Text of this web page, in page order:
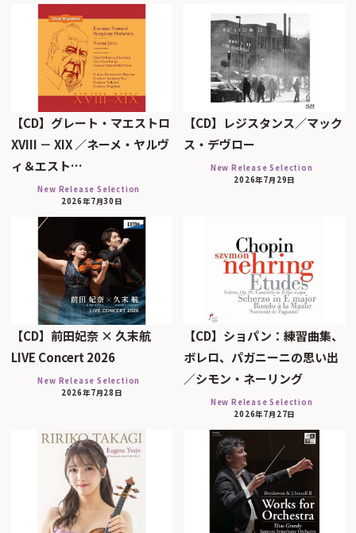
【CD】グレート・マエストロ
XVIII － XIX ／ネーメ・ヤルヴ
ィ＆エスト…
New Release Selection
2026年7月30日
【CD】レジスタンス／マック
ス・デヴロー
New Release Selection
2026年7月29日
【CD】前田妃奈 × 久末航
LIVE Concert 2026
New Release Selection
2026年7月28日
【CD】ショパン：練習曲集、
ボレロ、パガニーニの思い出
／シモン・ネーリング
New Release Selection
2026年7月27日